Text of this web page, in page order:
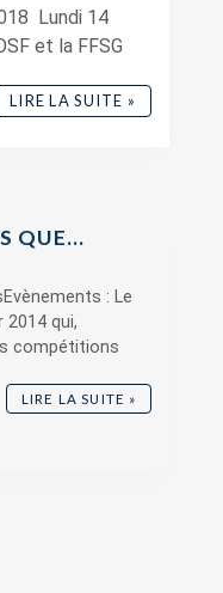
Lundi 14
et la FFSG
LIRE LA SUITE »
QUE…
: Le
2014 qui,
compétitions
LIRE LA SUITE »